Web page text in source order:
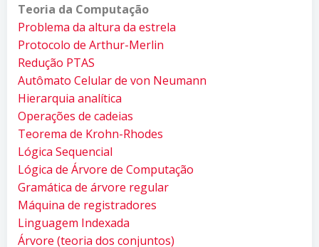
Teoria da Computação
Problema da altura da estrela
Protocolo de Arthur-Merlin
Redução PTAS
Autômato Celular de von Neumann
Hierarquia analítica
Operações de cadeias
Teorema de Krohn-Rhodes
Lógica Sequencial
Lógica de Árvore de Computação
Gramática de árvore regular
Máquina de registradores
Linguagem Indexada
Árvore (teoria dos conjuntos)